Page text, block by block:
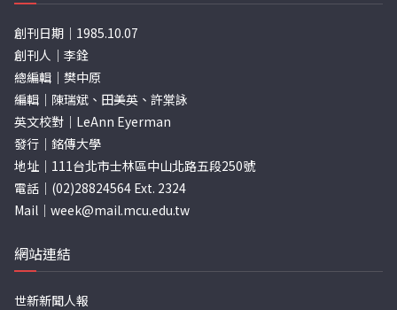
創刊日期｜1985.10.07
創刊人｜李銓
總編輯｜樊中原
編輯｜陳瑞斌、田美英、許棠詠
英文校對｜LeAnn Eyerman
發行｜銘傳大學
地址｜111台北市士林區中山北路五段250號
電話｜(02)28824564 Ext. 2324
Mail｜ week@mail.mcu.edu.tw
網站連結
世新新聞人報